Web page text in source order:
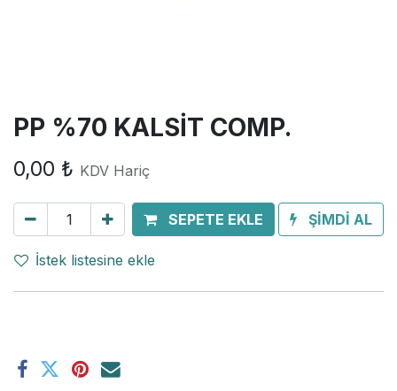
PP %70 KALSİT COMP.
0,00 ₺ KDV Hariç
SEPETE EKLE ŞİMDİ AL
İstek listesine ekle